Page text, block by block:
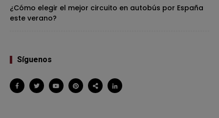
¿Cómo elegir el mejor circuito en autobús por España
este verano?
Síguenos